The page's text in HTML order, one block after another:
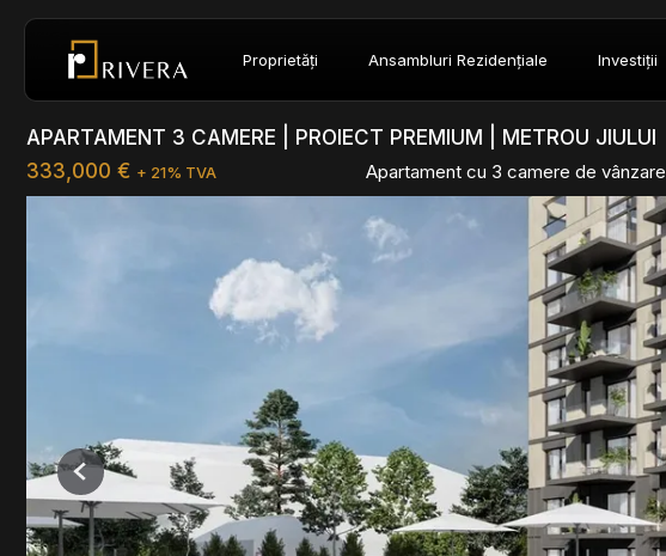
Proprietăți Ansambluri Rezidențiale Investiții
APARTAMENT 3 CAMERE | PROIECT PREMIUM | METROU JIULUI
333,000 € + 21% TVA Apartament cu 3 camere de vânzare
Previous